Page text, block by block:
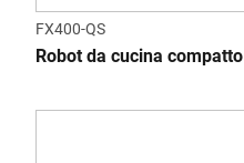
FX400-QS
Robot da cucina compatto